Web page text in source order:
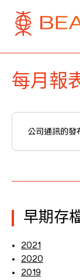
每月報
公司通訊的發
早期存
2021
2020
2019